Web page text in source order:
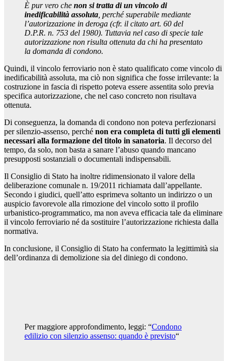
È pur vero che non si tratta di un vincolo di
inedificabilità assoluta , perché superabile mediante
l’autorizzazione in deroga (cfr. il citato art. 60 del
D.P.R. n. 753 del 1980). Tuttavia nel caso di specie tale
autorizzazione non risulta ottenuta da chi ha presentato
la domanda di condono.
Quindi, il vincolo ferroviario non è stato qualificato come vincolo di
inedificabilità assoluta, ma ciò non significa che fosse irrilevante: la
costruzione in fascia di rispetto poteva essere assentita solo previa
specifica autorizzazione, che nel caso concreto non risultava
ottenuta.
Di conseguenza, la domanda di condono non poteva perfezionarsi
per silenzio-assenso, perché non era completa di tutti gli elementi
necessari alla formazione del titolo in sanatoria. Il decorso del
tempo, da solo, non basta a sanare l’abuso quando mancano
presupposti sostanziali o documentali indispensabili.
Il Consiglio di Stato ha inoltre ridimensionato il valore della
deliberazione comunale n. 19/2011 richiamata dall’appellante.
Secondo i giudici, quell’atto esprimeva soltanto un indirizzo o un
auspicio favorevole alla rimozione del vincolo sotto il profilo
urbanistico-programmatico, ma non aveva efficacia tale da eliminare
il vincolo ferroviario né da sostituire l’autorizzazione richiesta dalla
normativa.
In conclusione, il Consiglio di Stato ha confermato la legittimità sia
dell’ordinanza di demolizione sia del diniego di condono.
Per maggiore approfondimento, leggi: “Condono
edilizio con silenzio assenso: quando è previsto“